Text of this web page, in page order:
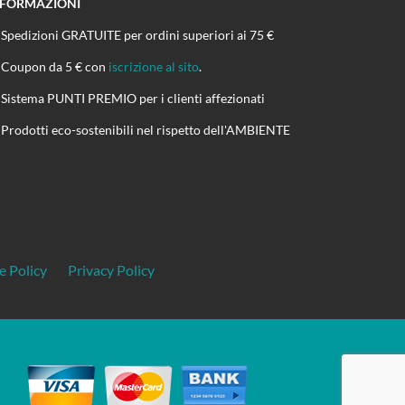
Spedizioni GRATUITE per ordini superiori ai 75 €
Coupon da 5 € con iscrizione al sito.
Sistema PUNTI PREMIO per i clienti affezionati
Prodotti eco-sostenibili nel rispetto dell'AMBIENTE
Policy Privacy Policy